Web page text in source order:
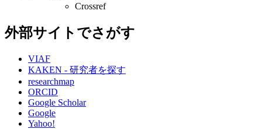
Crossref
外部サイトでさがす
VIAF
KAKEN - 研究者を探す
researchmap
ORCID
Google Scholar
Google
Yahoo!